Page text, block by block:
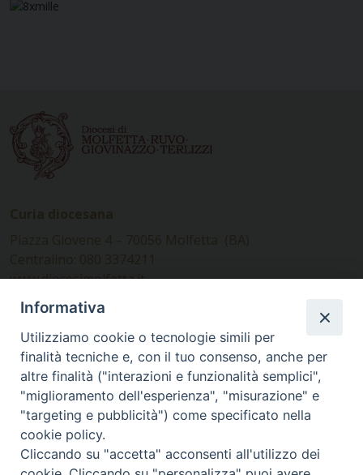
www.diocesimolfetta.it –
diocesimolfetta@pec.chiesacattolica.it
Ufficio Comunicazioni sociali
Piazza Giovene 4 – 70056 Molfetta (BA)
comunicazionisociali@diocesimolfetta.it
SEGUICI SU
Informativa
Utilizziamo cookie o tecnologie simili per
finalità tecniche e, con il tuo consenso, anche per
altre finalità ("interazioni e funzionalità semplici",
"miglioramento dell'esperienza", "misurazione" e
"targeting e pubblicità") come specificato nella
cookie policy.
Cliccando su "accetta" acconsenti all'utilizzo dei